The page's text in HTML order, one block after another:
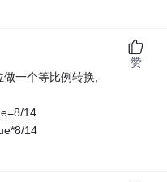
一个等比例转换,
14
14
赞